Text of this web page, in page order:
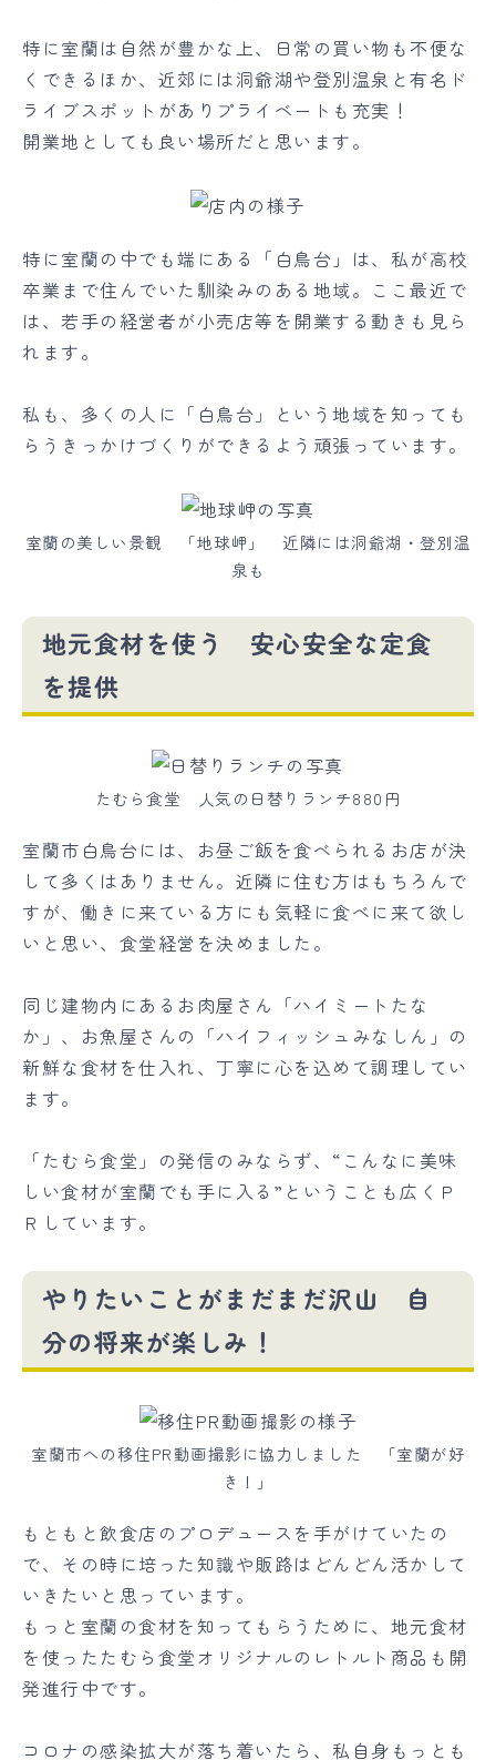
特に室蘭は自然が豊かな上、日常の買い物も不便な
くできるほか、近郊には洞爺湖や登別温泉と有名ド
ライブスポットがありプライベートも充実！
開業地としても良い場所だと思います。
特に室蘭の中でも端にある「白鳥台」は、私が高校
卒業まで住んでいた馴染みのある地域。ここ最近で
は、若手の経営者が小売店等を開業する動きも見ら
れます。
私も、多くの人に「白鳥台」という地域を知っても
らうきっかけづくりができるよう頑張っています。
室蘭の美しい景観 「地球岬」 近隣には洞爺湖・登別温
泉も
地元食材を使う 安心安全な定食
を提供
たむら食堂 人気の日替りランチ880円
室蘭市白鳥台には、お昼ご飯を食べられるお店が決
して多くはありません。近隣に住む方はもちろんで
すが、働きに来ている方にも気軽に食べに来て欲し
いと思い、食堂経営を決めました。
同じ建物内にあるお肉屋さん「ハイミートたな
か」、お魚屋さんの「ハイフィッシュみなしん」の
新鮮な食材を仕入れ、丁寧に心を込めて調理してい
ます。
「たむら食堂」の発信のみならず、“こんなに美味
しい食材が室蘭でも手に入る”ということも広くＰ
Ｒしています。
やりたいことがまだまだ沢山 自
分の将来が楽しみ！
室蘭市への移住PR動画撮影に協力しました 「室蘭が好
き！」
もともと飲食店のプロデュースを手がけていたの
で、その時に培った知識や販路はどんどん活かして
いきたいと思っています。
もっと室蘭の食材を知ってもらうために、地元食材
を使ったたむら食堂オリジナルのレトルト商品も開
発進行中です。
コロナの感染拡大が落ち着いたら、私自身もっとも